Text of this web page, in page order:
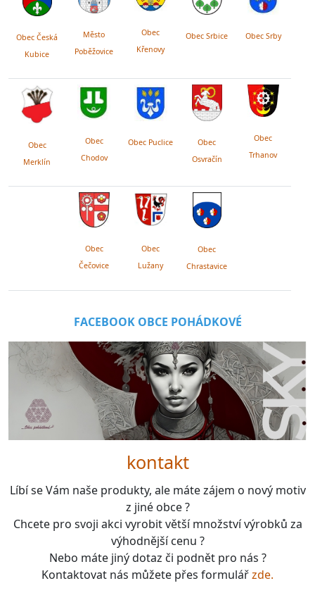
Obec Česká
Kubice
Město
Poběžovice
Obec
Křenovy
Obec Srbice Obec Srby
Obec
Merklín
Obec
Chodov
Obec Puclice
Obec
Osvračín
Obec
Trhanov
Obec
Čečovice
Obec
Lužany
Obec
Chrastavice
FACEBOOK OBCE POHÁDKOVÉ
kontakt
Líbí se Vám naše produkty, ale máte zájem o nový motiv
z jiné obce ?
Chcete pro svoji akci vyrobit větší množství výrobků za
výhodnější cenu ?
Nebo máte jiný dotaz či podnět pro nás ?
Kontaktovat nás můžete přes formulářzde.